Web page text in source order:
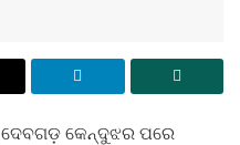
କେନ୍ଦୁଝର ପରେ